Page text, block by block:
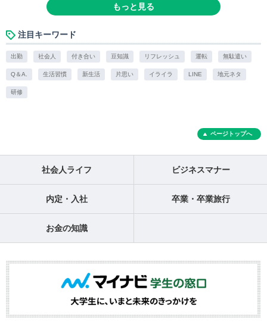
もっと見る
注目キーワード
出勤 社会人 付き合い 豆知識 リフレッシュ 運転 無駄遣い
Q＆A. 生活習慣 新生活 片思い イライラ LINE 地元ネタ
研修
ページトップへ
社会人ライフ ビジネスマナー
内定・入社 卒業・卒業旅行
お金の知識